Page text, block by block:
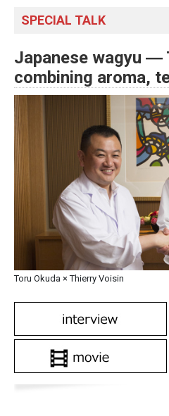
SPECIAL TALK
Japanese wagyu ―
combining aroma,
Toru Okuda × Thierry Voisin